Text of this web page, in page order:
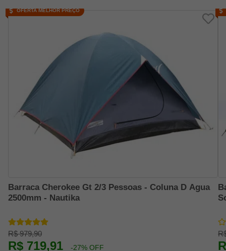
Barraca Cherokee Gt 2/3 Pessoas - Coluna D Agua
2500mm - Nautika
R$ 979,90
R$ 719,91 -27% OFF
OFERTA MELHOR PREÇO